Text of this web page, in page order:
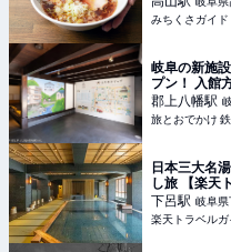
みちくさガイド
岐阜の新施
プン！ 入館
ド（6/27事
ル
郡上八幡駅
旅とおでかけ
日本三大名
し旅 【楽天
下呂駅 岐阜県
楽天トラベルガ